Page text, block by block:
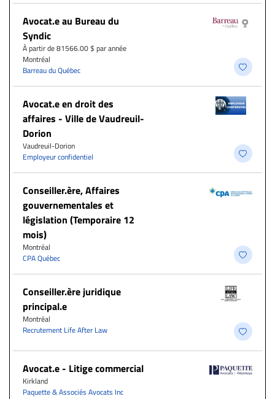
Avocat.e au Bureau du
Syndic
À partir de 81566.00 $ par année
Montréal
Barreau du Québec
Avocat.e en droit des
affaires - Ville de Vaudreuil-
Dorion
Vaudreuil-Dorion
Employeur confidentiel
Conseiller.ère, Affaires
gouvernementales et
législation (Temporaire 12
mois)
Montréal
CPA Québec
Conseiller.ère juridique
principal.e
Montréal
Recrutement Life After Law
Avocat.e - Litige commercial
Kirkland
Paquette & Associés Avocats Inc